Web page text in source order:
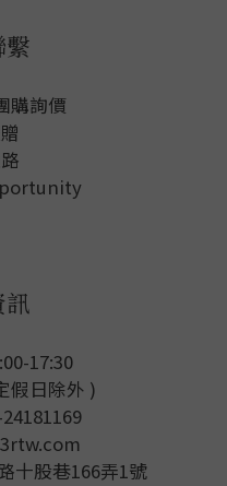
購詢價
17:30
假日除外 )
十股巷166弄1號